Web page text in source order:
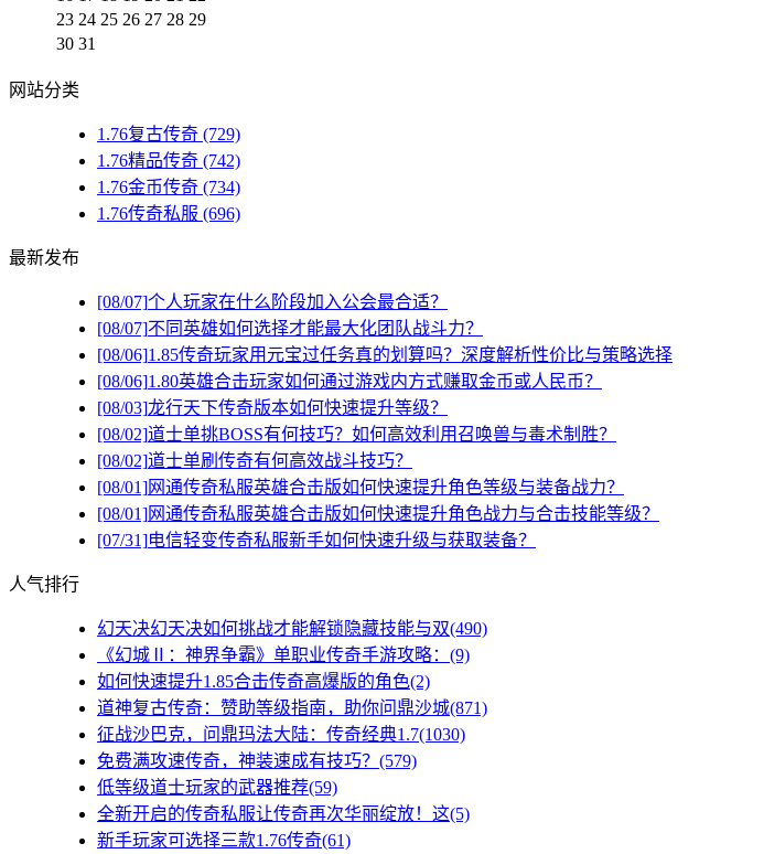
23 24 25 26 27 28 29
30 31
网站分类
1.76复古传奇 (729)
1.76精品传奇 (742)
1.76金币传奇 (734)
1.76传奇私服 (696)
最新发布
[08/07]个人玩家在什么阶段加入公会最合适？
[08/07]不同英雄如何选择才能最大化团队战斗力？
[08/06]1.85传奇玩家用元宝过任务真的划算吗？深度解析性价比与策略选择
[08/06]1.80英雄合击玩家如何通过游戏内方式赚取金币或人民币？
[08/03]龙行天下传奇版本如何快速提升等级？
[08/02]道士单挑BOSS有何技巧？如何高效利用召唤兽与毒术制胜？
[08/02]道士单刷传奇有何高效战斗技巧？
[08/01]网通传奇私服英雄合击版如何快速提升角色等级与装备战力？
[08/01]网通传奇私服英雄合击版如何快速提升角色战力与合击技能等级？
[07/31]电信轻变传奇私服新手如何快速升级与获取装备？
人气排行
幻天决幻天决如何挑战才能解锁隐藏技能与双(490)
《幻城Ⅱ：神界争霸》单职业传奇手游攻略：(9)
如何快速提升1.85合击传奇高爆版的角色(2)
道神复古传奇：赞助等级指南，助你问鼎沙城(871)
征战沙巴克，问鼎玛法大陆：传奇经典1.7(1030)
免费满攻速传奇，神装速成有技巧？(579)
低等级道士玩家的武器推荐(59)
全新开启的传奇私服让传奇再次华丽绽放！这(5)
新手玩家可选择三款1.76传奇(61)